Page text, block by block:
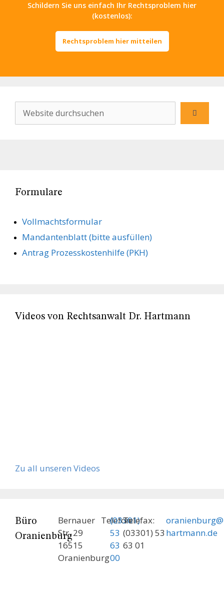
Schildern Sie uns einfach Ihr Rechtsproblem hier
(kostenlos):
Rechtsproblem hier mitteilen
Formulare
Vollmachts­formular
Mandanten­blatt (bitte ausfüllen)
Antrag Prozesskostenhilfe (PKH)
Videos von Rechtsanwalt Dr. Hartmann
Zu all unseren Videos
Büro
Oranienburg
Bernauer
Str. 29
16515
Oranienburg
Telefon:
(03301)
53
63
00
Telefax:
(03301) 53
63 01
hartmann.de